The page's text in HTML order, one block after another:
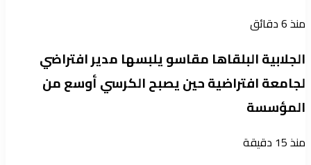
منذ 6 دقائق
الجلابية البلقاها مقاسو يلبسها ​مدير افتراضي
لجامعة افتراضية حين يصبح الكرسي أوسع من
المؤسسة
منذ 15 دقيقة